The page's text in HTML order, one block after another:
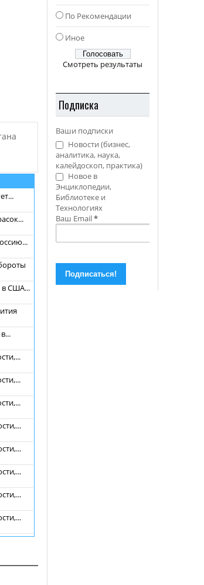
в США...
По Рекомендации
Иное
Смотреть результаты
Подписка
Ваши подписки
Новости (бизнес,
аналитика, наука,
калейдоскоп, практика)
Новое в
Энциклопедии,
Библиотеке и
Технологиях
Ваш Email*